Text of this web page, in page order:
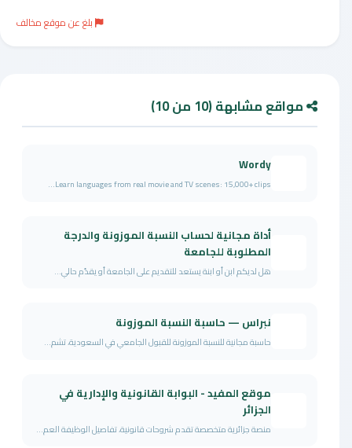
بلغ عن موقع مخالف
مواقع مشابهة (10 من 10)
Wordy
Learn languages from real movie and TV scenes: 15,000+ clips...
أداة مجانية لحساب النسبة الموزونة والدرجة
المطلوبة للجامعة
هل لديكم ابن أو ابنة يستعد للتقديم على الجامعة أو يقدّم حالي...
نبراس — حاسبة النسبة الموزونة
حاسبة مجانية للنسبة الموزونة للقبول الجامعي في السعودية، تشم...
موقع المفيد - البوابة القانونية والإدارية في
الجزائر
منصة جزائرية متخصصة تقدم شروحات قانونية، تفاصيل الوظيفة العم...